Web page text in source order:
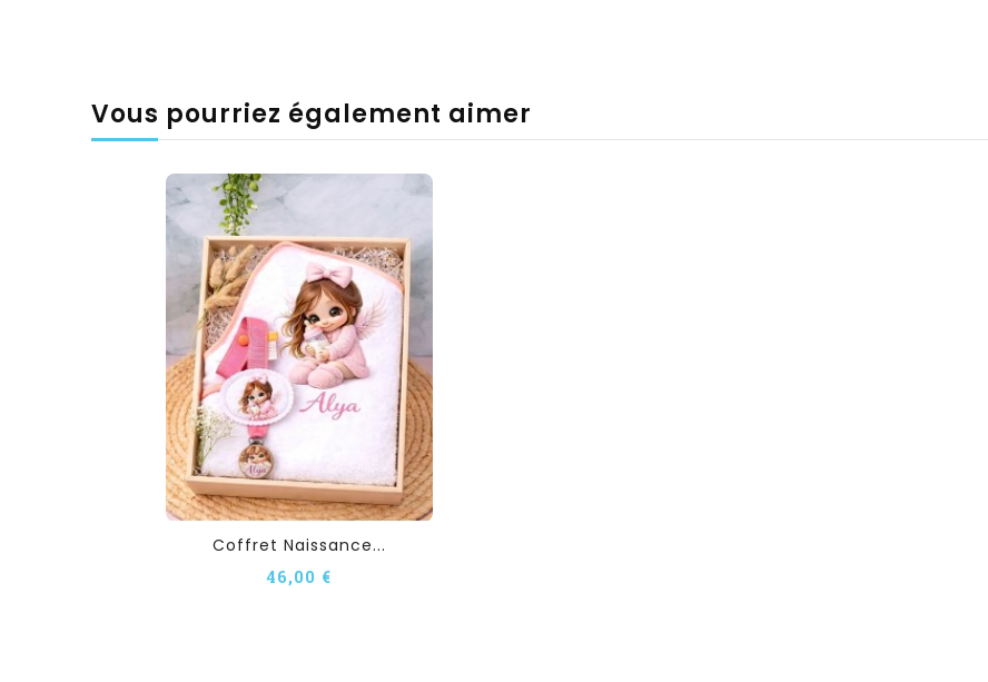
Vous pourriez également aimer
Coffret Naissance...
46,00 €